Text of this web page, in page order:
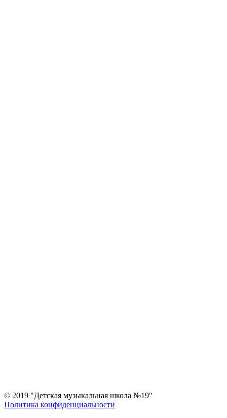
© 2019 "Детская музыкальная школа №19"
Политика конфиденциальности